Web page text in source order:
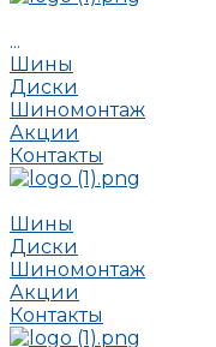
...
Шины
Диски
Шиномонтаж
Акции
Контакты
Шины
Диски
Шиномонтаж
Акции
Контакты